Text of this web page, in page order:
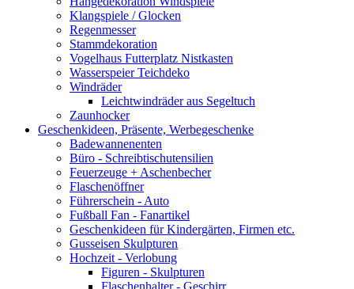
Klangspiele / Glocken
Regenmesser
Stammdekoration
Vogelhaus Futterplatz Nistkasten
Wasserspeier Teichdeko
Windräder
Leichtwindräder aus Segeltuch
Zaunhocker
Geschenkideen, Präsente, Werbegeschenke
Badewannenenten
Büro - Schreibtischutensilien
Feuerzeuge + Aschenbecher
Flaschenöffner
Führerschein - Auto
Fußball Fan - Fanartikel
Geschenkideen für Kindergärten, Firmen etc.
Gusseisen Skulpturen
Hochzeit - Verlobung
Figuren - Skulpturen